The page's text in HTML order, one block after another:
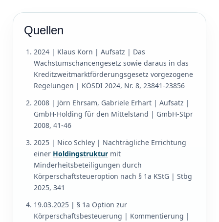
Quellen
2024 | Klaus Korn | Aufsatz | Das
Wachstumschancengesetz sowie daraus in das
Kreditzweitmarktförderungsgesetz vorgezogene
Regelungen | KÖSDI 2024, Nr. 8, 23841-23856
2008 | Jörn Ehrsam, Gabriele Erhart | Aufsatz |
GmbH-Holding für den Mittelstand | GmbH-Stpr
2008, 41-46
2025 | Nico Schley | Nachträgliche Errichtung
einer Holdingstruktur mit
Minderheitsbeteiligungen durch
Körperschaftsteueroption nach § 1a KStG | Stbg
2025, 341
19.03.2025 | § 1a Option zur
Körperschaftsbesteuerung | Kommentierung |